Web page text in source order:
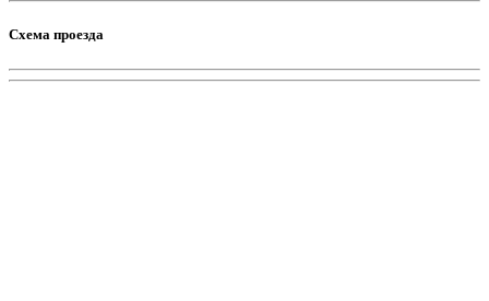
Схема проезда